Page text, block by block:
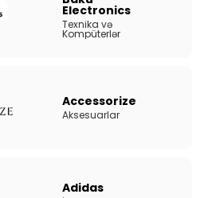
Electronics
Texnika və
Kompüterlər
Accessorize
Aksesuarlar
Adidas